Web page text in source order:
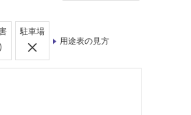
駐車場
用途表の見方